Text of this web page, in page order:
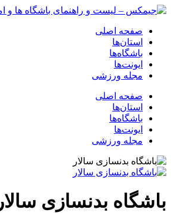
صفحه اصلی
استان‌ها
باشگاه‌ها
ایونت‌ها
مجله ورزشی
صفحه اصلی
استان‌ها
باشگاه‌ها
ایونت‌ها
مجله ورزشی
باشگاه بدنسازی سالار